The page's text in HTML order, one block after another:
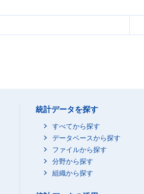
統計データを探す
すべてから探す
データベースから探す
ファイルから探す
分野から探す
組織から探す